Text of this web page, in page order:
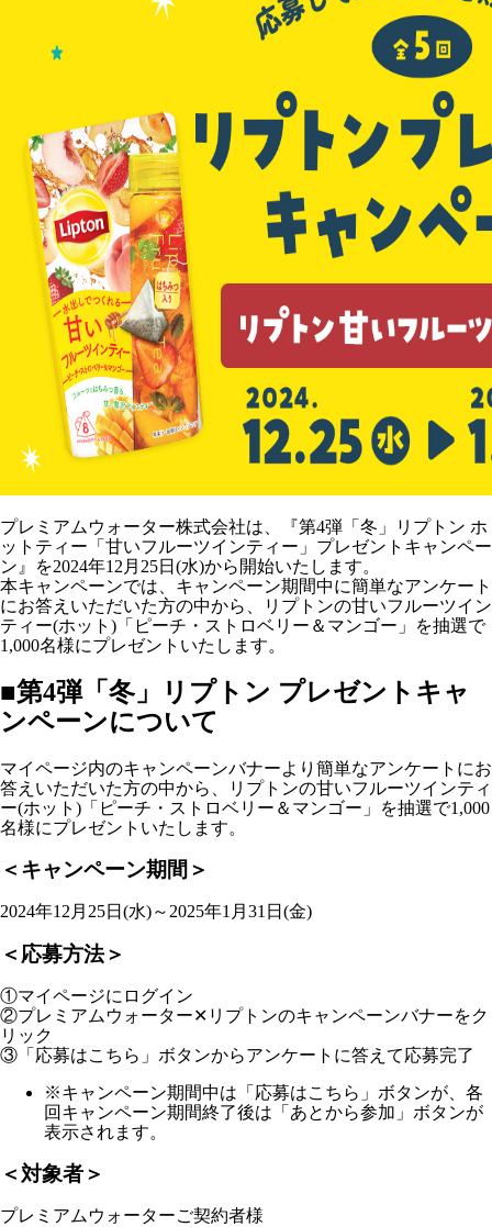
プレミアムウォーター株式会社は、『第4弾「冬」リプトン ホ
ットティー「甘いフルーツインティー」プレゼントキャンペー
ン』を2024年12月25日(水)から開始いたします。
本キャンペーンでは、キャンペーン期間中に簡単なアンケート
にお答えいただいた方の中から、リプトンの甘いフルーツイン
ティー(ホット)「ピーチ・ストロベリー＆マンゴー」を抽選で
1,000名様にプレゼントいたします。
■第4弾「冬」リプトン プレゼントキャ
ンペーンについて
マイページ内のキャンペーンバナーより簡単なアンケートにお
答えいただいた方の中から、リプトンの甘いフルーツインティ
ー(ホット)「ピーチ・ストロベリー＆マンゴー」を抽選で1,000
名様にプレゼントいたします。
＜キャンペーン期間＞
2024年12月25日(水)～2025年1月31日(金)
＜応募方法＞
①マイページにログイン
②プレミアムウォーター✕リプトンのキャンペーンバナーをク
リック
③「応募はこちら」ボタンからアンケートに答えて応募完了
※キャンペーン期間中は「応募はこちら」ボタンが、各
回キャンペーン期間終了後は「あとから参加」ボタンが
表示されます。
＜対象者＞
プレミアムウォーターご契約者様